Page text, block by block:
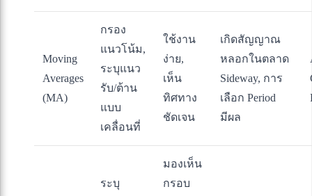
Moving
Averages
(MA)
กรอง
แนวโน้ม,
ระบุแนว
รับ/ต้าน
แบบ
เคลื่อนที่
ใช้งาน
ง่าย,
เห็น
ทิศทาง
ชัดเจน
เกิดสัญญาณ
หลอกในตลาด
Sideway, การ
เลือก Period
มีผล
ระบุ
มองเห็น
กรอบ